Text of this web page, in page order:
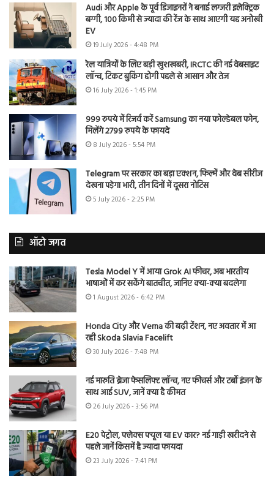
Audi और Apple के पूर्व डिजाइनरों ने बनाई लग्जरी इलेक्ट्रिक
बग्गी, 100 किमी से ज्यादा की रेंज के साथ आएगी यह अनोखी
EV
19 July 2026 - 4:48 PM
रेल यात्रियों के लिए बड़ी खुशखबरी, IRCTC की नई वेबसाइट
लॉन्च, टिकट बुकिंग होगी पहले से आसान और तेज
16 July 2026 - 1:45 PM
999 रुपये में रिजर्व करें Samsung का नया फोल्डेबल फोन,
मिलेंगे 2799 रुपये के फायदे
8 July 2026 - 5:54 PM
Telegram पर सरकार का बड़ा एक्शन, फिल्में और वेब सीरीज
देखना पड़ेगा भारी, तीन दिनों में दूसरा नोटिस
5 July 2026 - 2:25 PM
ऑटो जगत
Tesla Model Y में आया Grok AI फीचर, अब भारतीय
भाषाओं में कर सकेंगे बातचीत, जानिए क्या-क्या बदलेगा
1 August 2026 - 6:42 PM
Honda City और Verna की बढ़ी टेंशन, नए अवतार में आ
रही Skoda Slavia Facelift
30 July 2026 - 7:48 PM
नई मारुति ब्रेजा फेसलिफ्ट लॉन्च, नए फीचर्स और टर्बो इंजन के
साथ आई SUV, जानें क्या है कीमत
26 July 2026 - 3:56 PM
E20 पेट्रोल, फ्लेक्स फ्यूल या EV कार? नई गाड़ी खरीदने से
पहले जानें किसमें है ज्यादा फायदा
23 July 2026 - 7:41 PM